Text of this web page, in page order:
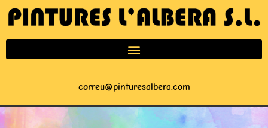
correu@pinturesalbera.com